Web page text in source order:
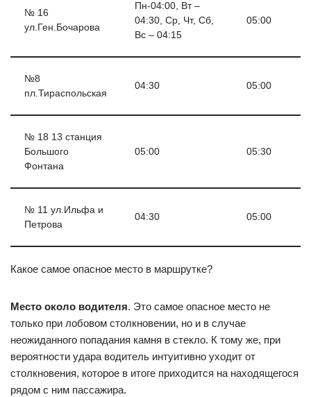
№ 16
ул.Ген.Бочарова
Пн-04:00, Вт –
04:30, Ср, Чт, Сб,
Вс – 04:15
05:00
№8
пл.Тираспольская
04:30 05:00
№ 18 13 станция
Большого
Фонтана
05:00 05:30
№ 11 ул.Ильфа и
Петрова
04:30 05:00
Какое самое опасное место в маршрутке?
Место около водителя. Это самое опасное место не
только при лобовом столкновении, но и в случае
неожиданного попадания камня в стекло. К тому же, при
вероятности удара водитель интуитивно уходит от
столкновения, которое в итоге приходится на находящегося
рядом с ним пассажира.